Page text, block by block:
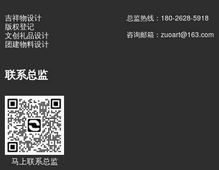
吉祥物设计
版权登记
文创礼品设计
团建物料设计
总监热线：180-2628-5918
咨询邮箱：zuoart@163.com
联系总监
马上联系总监